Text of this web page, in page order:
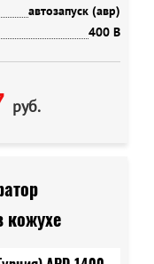
автозапуск (авр)
400 В
руб.
кожухе